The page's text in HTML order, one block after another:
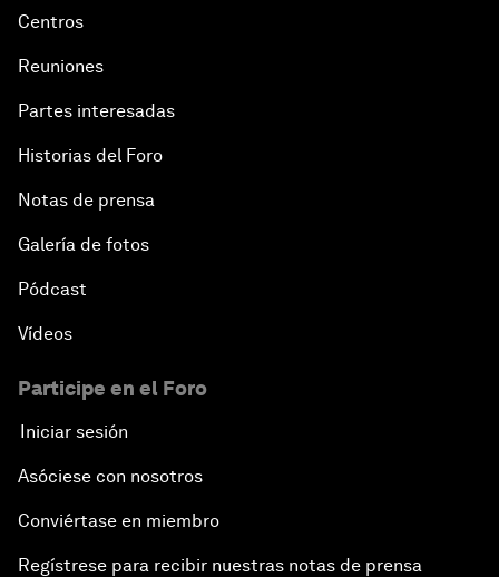
Centros
Reuniones
Partes interesadas
Historias del Foro
Notas de prensa
Galería de fotos
Pódcast
Vídeos
Participe en el Foro
Iniciar sesión
Asóciese con nosotros
Conviértase en miembro
Regístrese para recibir nuestras notas de prensa